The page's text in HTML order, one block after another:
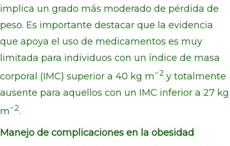
implica un grado más moderado de pérdida de
peso. Es importante destacar que la evidencia
que apoya el uso de medicamentos es muy
limitada para individuos con un índice de masa
corporal (IMC) superior a 40 kg m−2 y totalmente
ausente para aquellos con un IMC inferior a 27 kg
m−2.
Manejo de complicaciones en la obesidad